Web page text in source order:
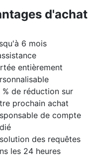
d'achat
6 mois
entièrement
% de réduction sur
prochain achat
de compte
des requêtes
les 24 heures